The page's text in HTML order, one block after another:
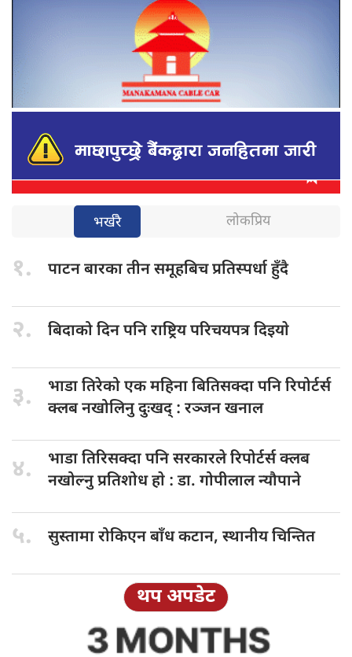
भर्खरै लोकप्रिय
१. पाटन बारकातीन समूहबिच प्रतिस्पर्धा हुँदै
२. बिदाको दिनपनि राष्ट्रिय परिचयपत्र दिइयाे
३. भाडा तिरेकोएक महिना बितिसक्दा पनि रिपोर्टर्स
क्लब नखोलिनु दुःखद् : रञ्जन खनाल
४. भाडा तिरिसक्दापनि सरकारले रिपोर्टर्स क्लब
नखोल्नु प्रतिशोध हाे : डा‍‍‍. गोपीलाल न्यौपाने
५. सुस्तामा रोकिएनबाँध कटान, स्थानीय चिन्तित
थप अपडेट